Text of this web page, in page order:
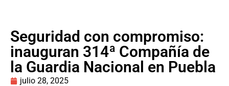
Seguridad con compromiso:
inauguran 314ª Compañía de
la Guardia Nacional en Puebla
julio 28, 2025